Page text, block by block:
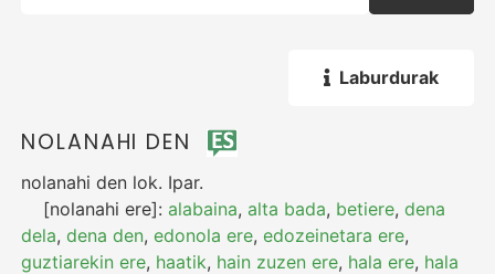
Laburdurak
NOLANAHI DEN
nolanahi den lok. Ipar.
[nolanahi ere]:alabaina,alta bada, betiere,dena
dela,dena den,edonola ere,edozeinetara ere,
guztiarekin ere, haatik, hain zuzen ere, hala ere, hala